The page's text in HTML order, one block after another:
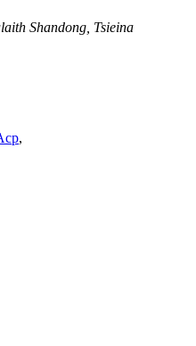
Shandong, Tsieina
,